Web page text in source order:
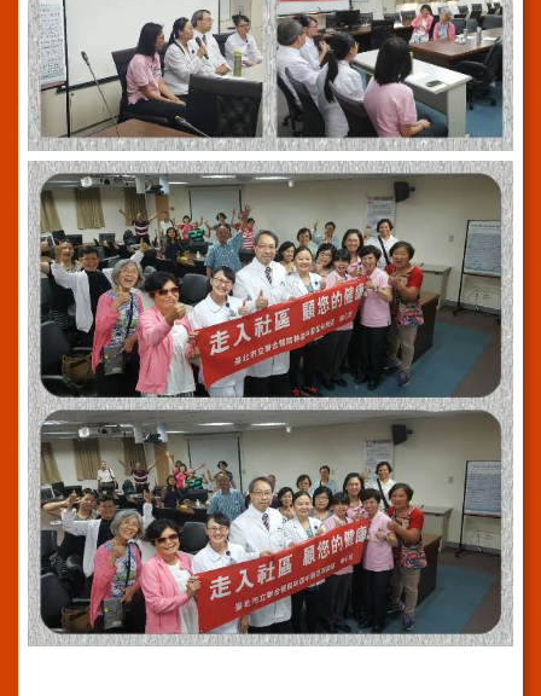
詞
彙
員
工
信
箱
宣
導
使
用
ODF
開
放
文
件
格
式
雙
語
詞
彙
隱